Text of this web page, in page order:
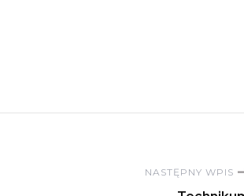
NASTĘPNY WPIS